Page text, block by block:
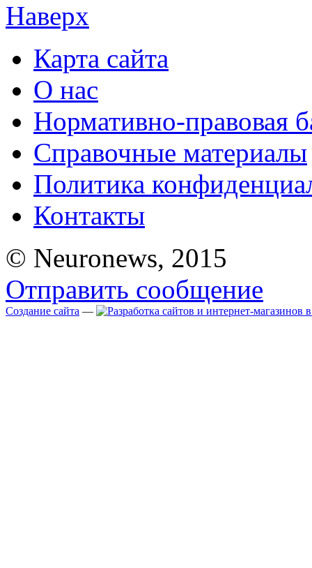
Наверх
Карта сайта
О нас
Нормативно-правовая
Справочные материалы
Политика
Контакты
© Neuronews, 2015
Отправить сообщение
Создание сайта —